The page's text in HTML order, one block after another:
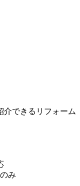
介できる リフォーム
み